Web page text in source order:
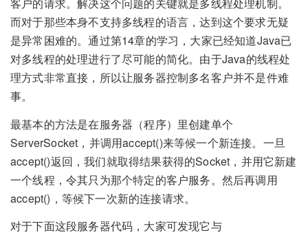
客户的请求。解决这个问题的关键就是多线程处理机制。
而对于那些本身不支持多线程的语言，达到这个要求无疑
是异常困难的。通过第14章的学习，大家已经知道Java已
对多线程的处理进行了尽可能的简化。由于Java的线程处
理方式非常直接，所以让服务器控制多名客户并不是件难
事。
最基本的方法是在服务器（程序）里创建单个
ServerSocket，并调用accept()来等候一个新连接。一旦
accept()返回，我们就取得结果获得的Socket，并用它新建
一个线程，令其只为那个特定的客户服务。然后再调用
accept()，等候下一次新的连接请求。
对于下面这段服务器代码，大家可发现它与